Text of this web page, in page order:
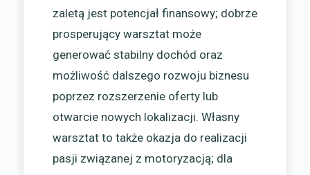
zaletą jest potencjał finansowy; dobrze
prosperujący warsztat może
generować stabilny dochód oraz
możliwość dalszego rozwoju biznesu
poprzez rozszerzenie oferty lub
otwarcie nowych lokalizacji. Własny
warsztat to także okazja do realizacji
pasji związanej z motoryzacją; dla